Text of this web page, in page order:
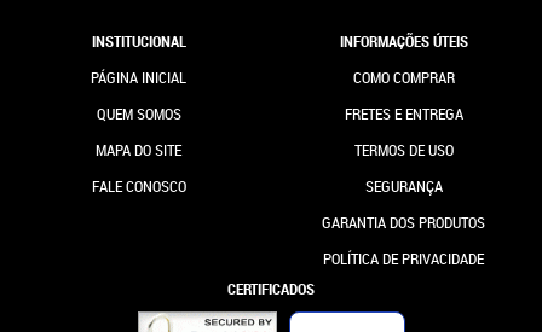
INSTITUCIONAL
PÁGINA INICIAL
QUEM SOMOS
MAPA DO SITE
FALE CONOSCO
INFORMAÇÕES ÚTEIS
COMO COMPRAR
FRETES E ENTREGA
TERMOS DE USO
SEGURANÇA
GARANTIA DOS PRODUTOS
POLÍTICA DE PRIVACIDADE
CERTIFICADOS